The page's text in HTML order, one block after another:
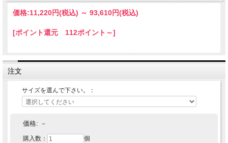
価格:11,220円(税込) ～ 93,610円(税込)
[ポイント還元 112ポイント～]
注文
サイズを選んで下さい。：
価格: －
購入数： 個